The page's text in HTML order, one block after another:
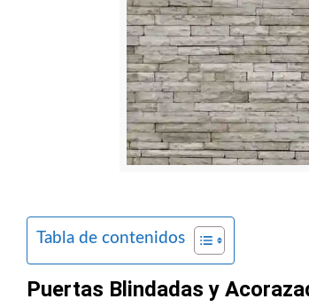
Tabla de contenidos
Puertas Blindadas y